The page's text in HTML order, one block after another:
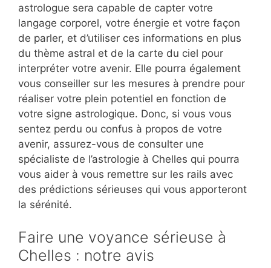
astrologue sera capable de capter votre
langage corporel, votre énergie et votre façon
de parler, et d’utiliser ces informations en plus
du thème astral et de la carte du ciel pour
interpréter votre avenir. Elle pourra également
vous conseiller sur les mesures à prendre pour
réaliser votre plein potentiel en fonction de
votre signe astrologique. Donc, si vous vous
sentez perdu ou confus à propos de votre
avenir, assurez-vous de consulter une
spécialiste de l’astrologie à Chelles qui pourra
vous aider à vous remettre sur les rails avec
des prédictions sérieuses qui vous apporteront
la sérénité.
Faire une voyance sérieuse à
Chelles : notre avis